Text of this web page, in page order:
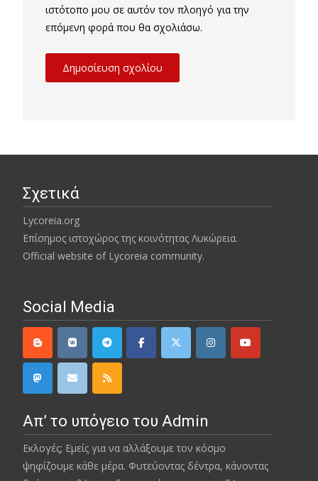
ιστότοπο μου σε αυτόν τον πλοηγό για την
επόμενη φορά που θα σχολιάσω.
Σχετικά
Lycoreia.org
Επίσημος ιστοχώρος της κοινότητας Λυκώρεια.
Official website of Lycoreia community.
Social Media
Απ’ το υπόγειο του Admin
Εκλογές; Εμείς για να αλλάξουμε τον κόσμο
ψηφίζουμε κάθε μέρα. Φυτεύοντας δέντρα, κάνοντας